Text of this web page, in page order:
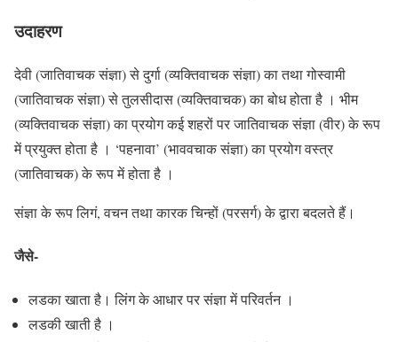
उदाहरण
देवी (जातिवाचक संज्ञा) से दुर्गा (व्यक्तिवाचक संज्ञा) का तथा गोस्वामी
(जातिवाचक संज्ञा) से तुलसीदास (व्यक्तिवाचक) का बोध होता है । भीम
(व्यक्तिवाचक संज्ञा) का प्रयोग कई शहरों पर जातिवाचक संज्ञा (वीर) के रूप
में प्रयुक्त होता है । ‘पहनावा’ (भाववचाक संज्ञा) का प्रयोग वस्त्र
(जातिवाचक) के रूप में होता है ।
संज्ञा के रूप लिगं, वचन तथा कारक चिन्हों (परसर्ग) के द्वारा बदलते हैं।
जैसे-
लडका खाता है। लिंग के आधार पर संज्ञा में परिवर्तन ।
लडकी खाती है ।